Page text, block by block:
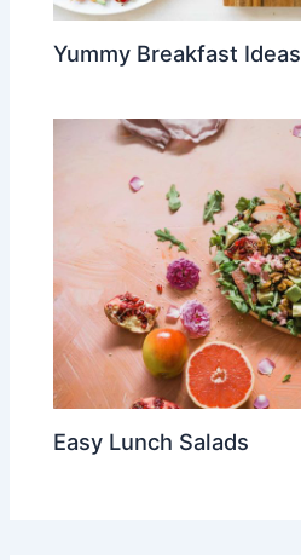
Yummy Breakfast Ideas
Easy Lunch Salads